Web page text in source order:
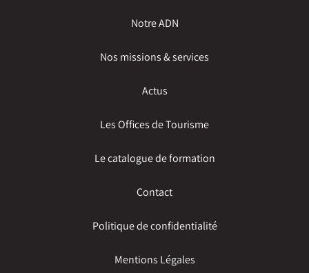
Notre ADN
Nos missions & services
Actus
Les Offices de Tourisme
Le catalogue de formation
Contact
Politique de confidentialité
Mentions Légales